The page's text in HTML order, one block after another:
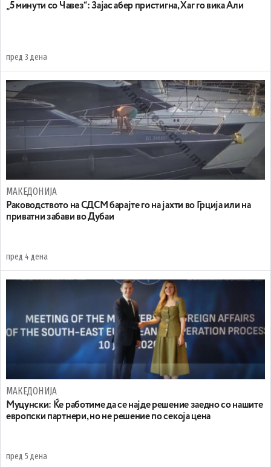
„5 минути со Чавез“: Зајас абер пристигна, Хаг го вика Али
пред 3 дена
МАКЕДОНИЈА
Раководството на СДСМ барајте го на јахти во Грција или на
приватни забави во Дубаи
пред 4 дена
МАКЕДОНИЈА
Муцунски: Ќе работиме да се најде решение заедно со нашите
европски партнери, но не решение по секоја цена
пред 5 дена